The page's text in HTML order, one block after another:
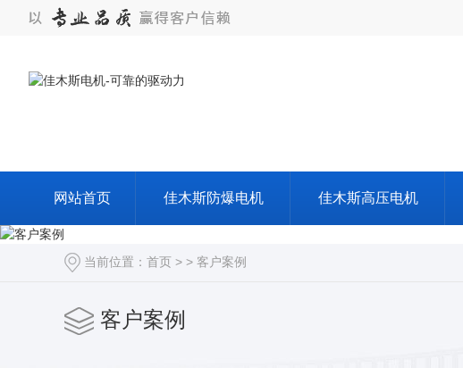
网站首页 佳木斯防爆电机 佳木斯高压电机
当前位置： 首页 > > 客户案例
客户案例